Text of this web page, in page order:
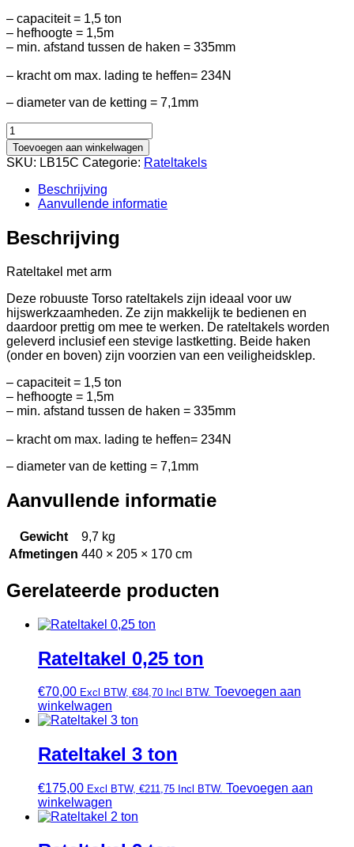
– capaciteit = 1,5 ton
– hefhoogte = 1,5m
– min. afstand tussen de haken = 335mm
– kracht om max. lading te heffen= 234N
– diameter van de ketting = 7,1mm
Rateltakel
1,5
ton
aantal
Toevoegen aan winkelwagen
SKU: LB15C Categorie: Rateltakels
Beschrijving
Aanvullende informatie
Beschrijving
Rateltakel met arm
Deze robuuste Torso rateltakels zijn ideaal voor uw
hijswerkzaamheden. Ze zijn makkelijk te bedienen en
daardoor prettig om mee te werken. De rateltakels worden
geleverd inclusief een stevige lastketting. Beide haken
(onder en boven) zijn voorzien van een veiligheidsklep.
– capaciteit = 1,5 ton
– hefhoogte = 1,5m
– min. afstand tussen de haken = 335mm
– kracht om max. lading te heffen= 234N
– diameter van de ketting = 7,1mm
Aanvullende informatie
Gewicht
9,7 kg
Afmetingen 440 × 205 × 170 cm
Gerelateerde producten
Rateltakel 0,25 ton
€70,00 Excl BTW, €84,70 Incl BTW. Toevoegen aan
winkelwagen
Rateltakel 3 ton
€175,00 Excl BTW, €211,75 Incl BTW. Toevoegen aan
winkelwagen